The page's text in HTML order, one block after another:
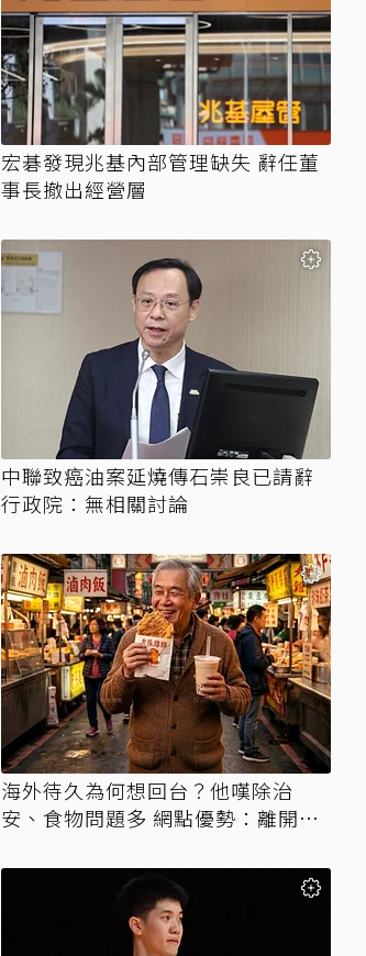
宏碁發現兆基內部管理缺失 辭任董
事長撤出經營層
中聯致癌油案延燒傳石崇良已請辭
行政院：無相關討論
海外待久為何想回台？他嘆除治
安、食物問題多 網點優勢：離開才